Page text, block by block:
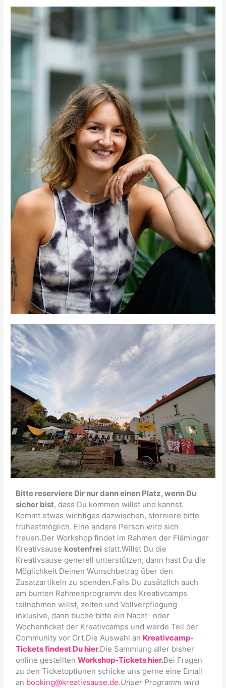
Bitte reserviere Dir nur dann einen Platz, wenn Du
sicher bist, dass Du kommen willst und kannst.
Kommt etwas wichtiges dazwischen, storniere bitte
frühestmöglich. Eine andere Person wird sich
freuen.Der Workshop findet im Rahmen der Fläminger
Kreativsause kostenfrei statt.Willst Du die
Kreativsause generell unterstützen, dann hast Du die
Möglichkeit Deinen Wunschbetrag über den
Zusatzartikeln zu spenden.Falls Du zusätzlich auch
am bunten Rahmenprogramm des Kreativcamps
teilnehmen willst, zelten und Vollverpflegung
inklusive, dann buche bitte ein Nacht- oder
Wochenticket der Kreativcamps und werde Teil der
Community vor Ort.Die Auswahl an Kreativcamp-
Tickets findest Du hier.Die Sammlung aller bisher
online gestelltenWorkshop-Tickets hier.Bei Fragen
zu den Ticketoptionen schicke uns gerne eine Email
an booking@kreativsause.de.Unser Programm wird